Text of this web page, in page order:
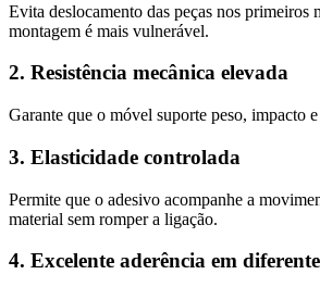
Evita deslocamento das peças nos primeiros
montagem é mais vulnerável.
2. Resistência mecânica elevada
Garante que o móvel suporte peso, impacto
3. Elasticidade controlada
Permite que o adesivo acompanhe a
material sem romper a ligação.
4. Excelente aderência em